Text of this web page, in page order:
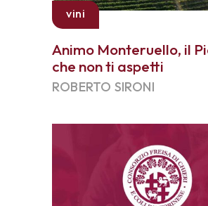
vini
Animo Monteruello, il
che non ti aspetti
ROBERTO SIRONI